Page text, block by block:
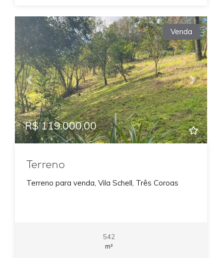
Previous Next
Venda
R$ 119.000,00
Terreno
Terreno para venda, Vila Schell, Três Coroas
542
m²